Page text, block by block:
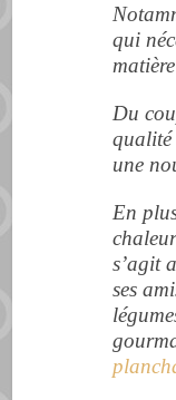
qui
Du
qualité
une
En
s’agit
ses